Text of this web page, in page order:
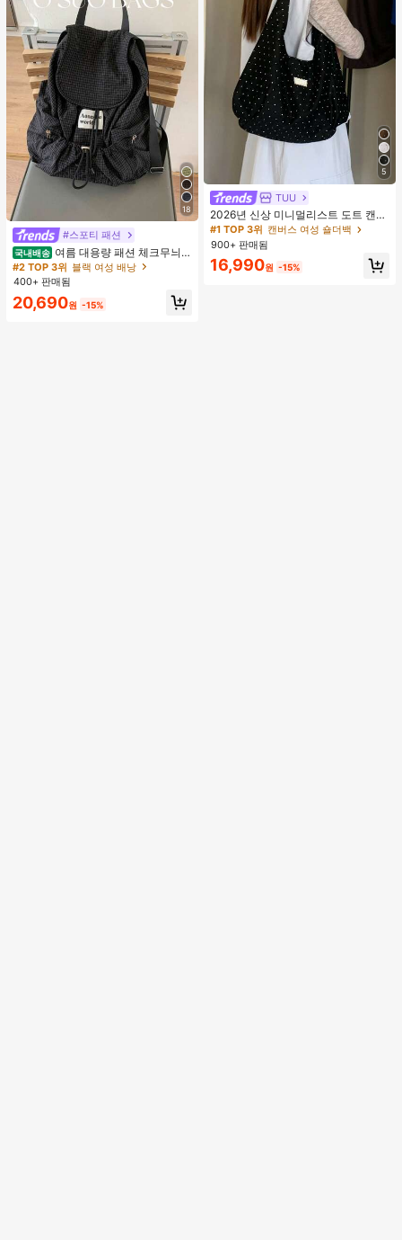
18
#스포티 패션
국내배송 여름 대용량 패션 체크무늬
나일론 캐주얼 백팩, 멀티 포켓, 방수,
경량, 드로스트링 접이식, 레터 패치,
개학 준비
#2 TOP 3위 블랙 여성 배낭
400+ 판매됨
20,690원 -15%
5
TUU
2026년 신상 미니멀리스트 도트 캔버
스 토트백, 대용량 캐주얼 다용도 통근
숄더 핸드백
#1 TOP 3위 캔버스 여성 숄더백
900+ 판매됨
16,990원 -15%